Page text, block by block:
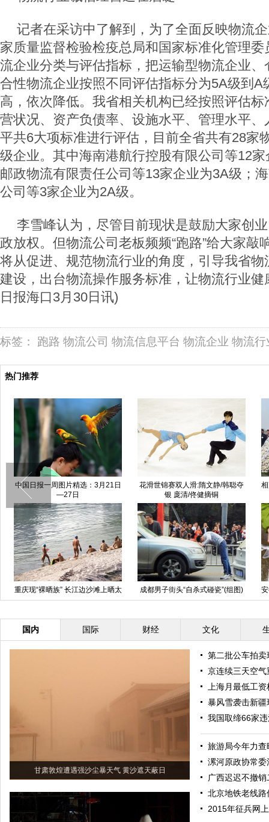
记者在采访中了解到，为了全面反映物流
家质量监督检验检疫总局和国家标准化管理
流企业分类与评估指标，把运输型物流企业
合性物流企业按照不同评估指标分为5A级到A
高，依次降低。我省相关机构已经按照评估
营状况、资产负债率、设施水平、管理水平
平共6大项标准进行评估，目前全省共有28家
级企业。其中海南港航行控股有限公司等12
邮政物流有限责任公司等13家企业为3A级；
公司等3家企业为2A级。
李雪峰认为，尽管目前现状是鼓励大家创
政放权。但物流公司老板频频“跑路”给大家敲
将从促进、规范物流行业的角度，引导我省
建设，出台物流操作服务标准，让物流行业
日报海口3月30日讯)
标签： 跑路 物流公司 物流信息平台 物流企业 物流行
热门推荐
中国日报一周图片精选：3月21日
—27日
花滑世锦赛双人滑:隋文静/韩聪夺
银 庞清/佟健摘铜
重庆现“裸晒族” 长江边沙滩上晒太
阳
成都男子街头“自杀式碰瓷”(组图)
国内 国际 财经 文化
甘肃敦煌遭遇强沙尘暴天气 黄沙遮天蔽日
第二批公车拍
京连续三天空
上海月最低工
暴风雪袭击新
我国取缔66家
旅游局今年力
漯河原政协常
广西迟迟不撤
北京地铁老线
2015年征兵网